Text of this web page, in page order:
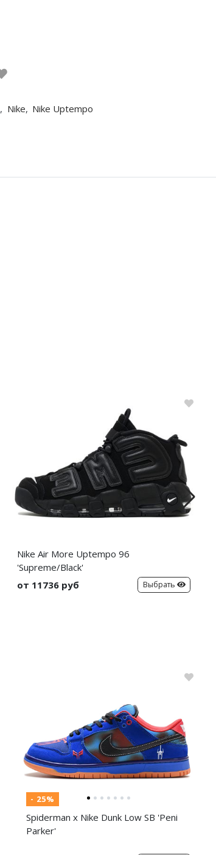
, Nike, Nike Uptempo
Nike Air More Uptempo 96
'Supreme/Black'
от 11736 руб
Выбрать
- 25%
Spiderman x Nike Dunk Low SB 'Peni
Parker'